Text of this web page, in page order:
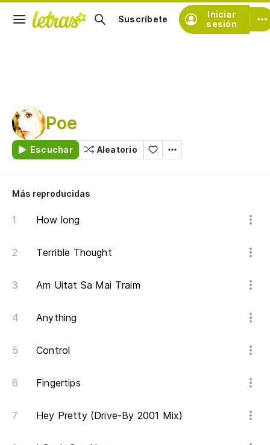
Iniciar
sesión
Suscríbete
Poe
Escuchar Aleatorio
Más reproducidas
How long
Terrible Thought
Am Uitat Sa Mai Traim
Anything
Control
Fingertips
Hey Pretty (Drive-By 2001 Mix)